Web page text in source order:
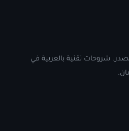
شروحات تقنية بالعربية في